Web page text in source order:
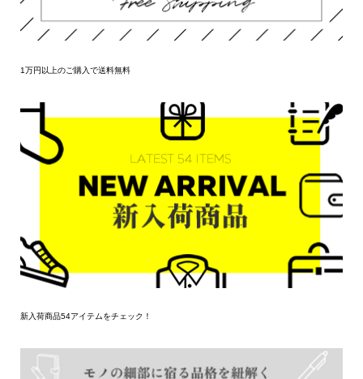
1万円以上のご購入で送料無料
新入荷商品54アイテムをチェック！